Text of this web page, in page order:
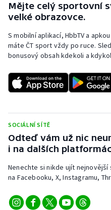
Mějte celý sportovní
velké obrazovce.
S mobilní aplikací, HbbTV a
máte ČT sport vždy po ruce.
bonusový obsah kdekoli a
SOCIÁLNÍ SÍTĚ
Odteď vám už nic
i na dalších
Nenechte si nikde ujít
na Facebooku, X, Instagramu,